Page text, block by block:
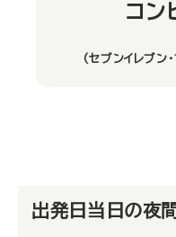
コ
（セブンイレブン
出発日当日の夜